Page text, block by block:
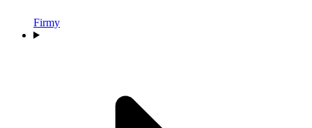
Firmy